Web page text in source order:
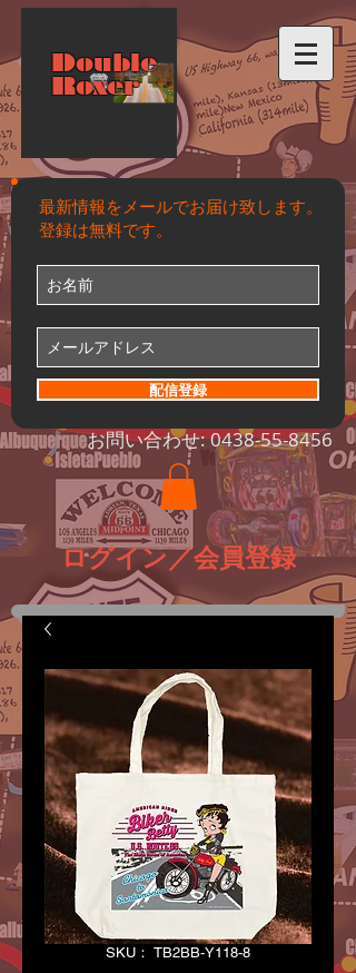
Double
Roxer
お問い合わせ:0438-55-8456
最新情報をメールでお届け致します。
登録は無料です。
配信登録
ログイン／会員登録
SKU： TB2BB-Y118-8